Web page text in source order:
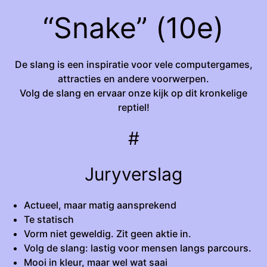
“Snake” (10e)
De slang is een inspiratie voor vele computergames,
attracties en andere voorwerpen.
Volg de slang en ervaar onze kijk op dit kronkelige
reptiel!
#
Juryverslag
Actueel, maar matig aansprekend
Te statisch
Vorm niet geweldig. Zit geen aktie in.
Volg de slang: lastig voor mensen langs parcours.
Mooi in kleur, maar wel wat saai